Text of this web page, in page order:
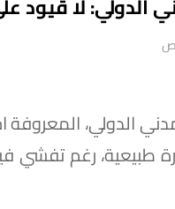
الدولي، المعروفة
طبيعية، رغم تفشي